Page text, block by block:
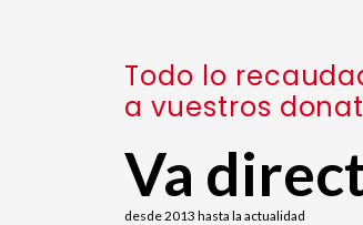
Todo lo
a vuestros
Va
desde 2013 hasta la actualidad